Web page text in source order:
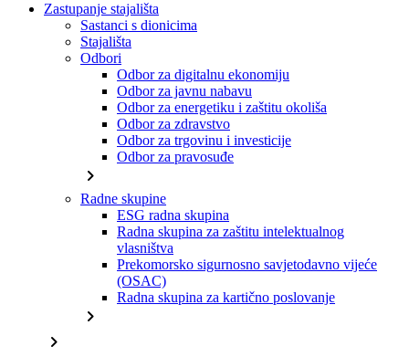
Zastupanje stajališta
Sastanci s dionicima
Stajališta
Odbori
Odbor za digitalnu ekonomiju
Odbor za javnu nabavu
Odbor za energetiku i zaštitu okoliša
Odbor za zdravstvo
Odbor za trgovinu i investicije
Odbor za pravosuđe
chevron_right
Radne skupine
ESG radna skupina
Radna skupina za zaštitu intelektualnog
vlasništva
Prekomorsko sigurnosno savjetodavno vijeće
(OSAC)
Radna skupina za kartično poslovanje
chevron_right
chevron_right